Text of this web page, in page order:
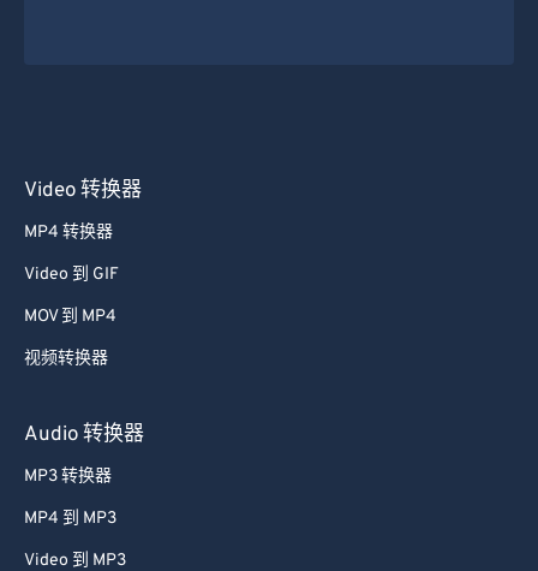
Video 转换器
MP4 转换器
Video 到 GIF
MOV 到 MP4
视频转换器
Audio 转换器
MP3 转换器
MP4 到 MP3
Video 到 MP3